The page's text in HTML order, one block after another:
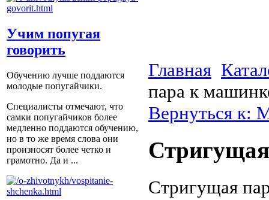
Учим попугая
говорить
Обучению лучше поддаются
молодые попугайчики.
Специалисты отмечают, что
самки попугайчиков более
медленно поддаются обучению,
но в то же время слова они
произносят более четко и
грамотно. Да и ...
Главная
пара к
Вернуться к:
Стригущая